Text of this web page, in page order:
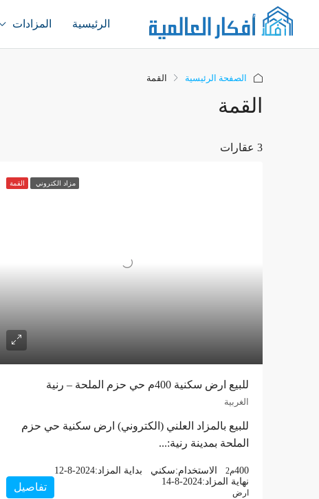
الرئيسية المزادات
الصفحة الرئيسية القمة
القمة
3 عقارات
مزاد الكتروني القمة
للبيع ارض سكنية 400م حي حزم الملحة – رنية
الغربية
للبيع بالمزاد العلني (الكتروني) ارض سكنية حي حزم
الملحة بمدينة رنية:...
400م2 الاستخدام:سكني بداية المزاد:12-8-2024
نهاية المزاد:14-8-2024
ارض تفاصيل